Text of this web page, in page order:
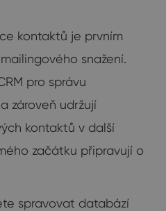
kontaktů je prvním
snažení.
pro správu
zároveň udržují
kontaktů v další
začátku připravují o
spravovat databází